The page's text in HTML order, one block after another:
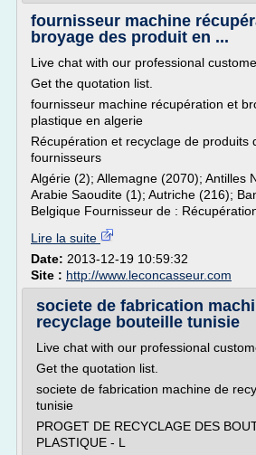
fournisseur machine
broyage des produit en ...
Live chat with our professional
Get the quotation list.
fournisseur machine récupération et
plastique en algerie
Récupération et recyclage de produits
fournisseurs
Algérie (2); Allemagne (2070); Antilles
Arabie Saoudite (1); Autriche (216);
Belgique Fournisseur de :
Lire la suite
Date: 2013-12-19 10:59:32
Site : http://www.leconcasseur.com
societe de fabrication
recyclage bouteille tunisie
Live chat with our professional
Get the quotation list.
societe de fabrication machine de
tunisie
PROGET DE RECYCLAGE DES
PLASTIQUE - L